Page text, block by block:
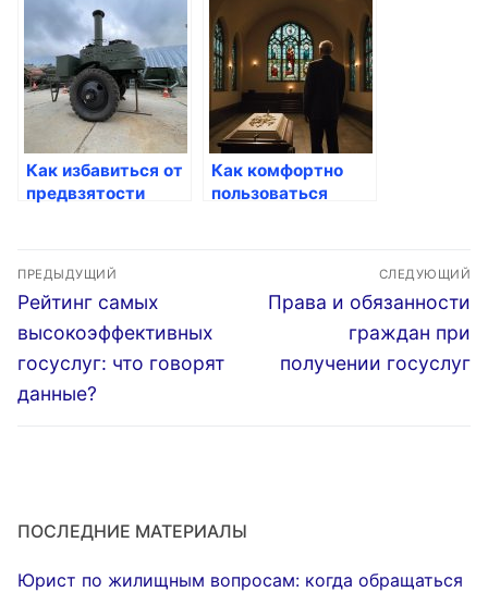
Как избавиться от
предвзятости
Как комфортно
пользоваться
Навигация
по
записям
ПРЕДЫДУЩИЙ
Предыдущая
запись:
Рейтинг самых
высокоэффективных
госуслуг: что говорят
данные?
СЛЕДУЮЩИЙ
Следующая
Права и обязанности
граждан при
получении госуслуг
ПОСЛЕДНИЕ МАТЕРИАЛЫ
Юрист по жилищным вопросам: когда обращаться